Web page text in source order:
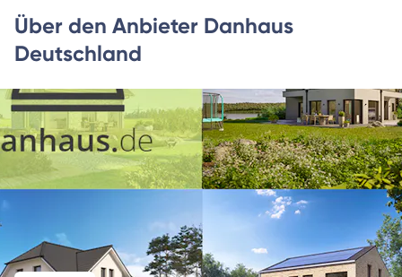
Über den Anbieter Danhaus
Deutschland